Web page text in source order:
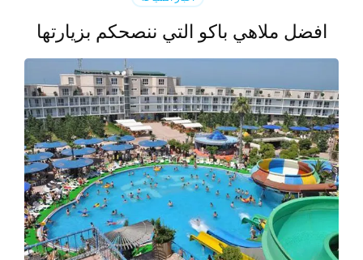
افضل ملاهي باكو التي ننصحكم بزيارتها